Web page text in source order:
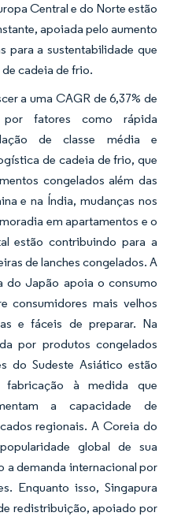
Central e do Norte estão
apoiada pelo aumento
para a sustentabilidade que
cadeia de frio.
a uma CAGR de 6,37% de
fatores como rápida
de classe média e
de cadeia de frio, que
congelados além das
e na Índia, mudanças nos
em apartamentos e o
estão contribuindo para a
de lanches congelados. A
do Japão apoia o consumo
consumidores mais velhos
e fáceis de preparar. Na
por produtos congelados
do Sudeste Asiático estão
à medida que
a capacidade de
regionais. A Coreia do
global de sua
a demanda internacional por
Enquanto isso, Singapura
redistribuição, apoiado por